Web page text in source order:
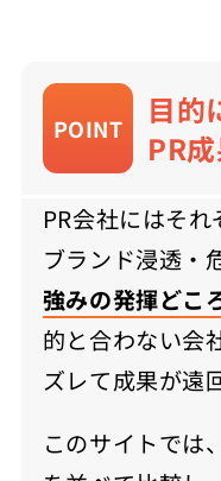
POINT
目的
PR
PR会社にはそれ
ブランド浸透・
強みの発揮どこ
的と合わない会
ズレて成果が遠
このサイトでは